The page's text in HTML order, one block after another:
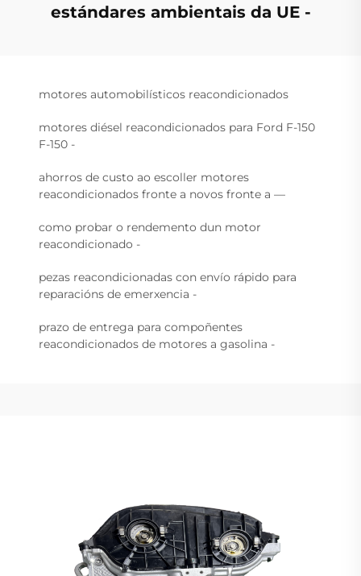
estándares ambientais da UE -
motores automobilísticos reacondicionados
motores diésel reacondicionados para Ford F-150
F-150 -
ahorros de custo ao escoller motores
reacondicionados fronte a novos fronte a —
como probar o rendemento dun motor
reacondicionado -
pezas reacondicionadas con envío rápido para
reparacións de emerxencia -
prazo de entrega para compoñentes
reacondicionados de motores a gasolina -